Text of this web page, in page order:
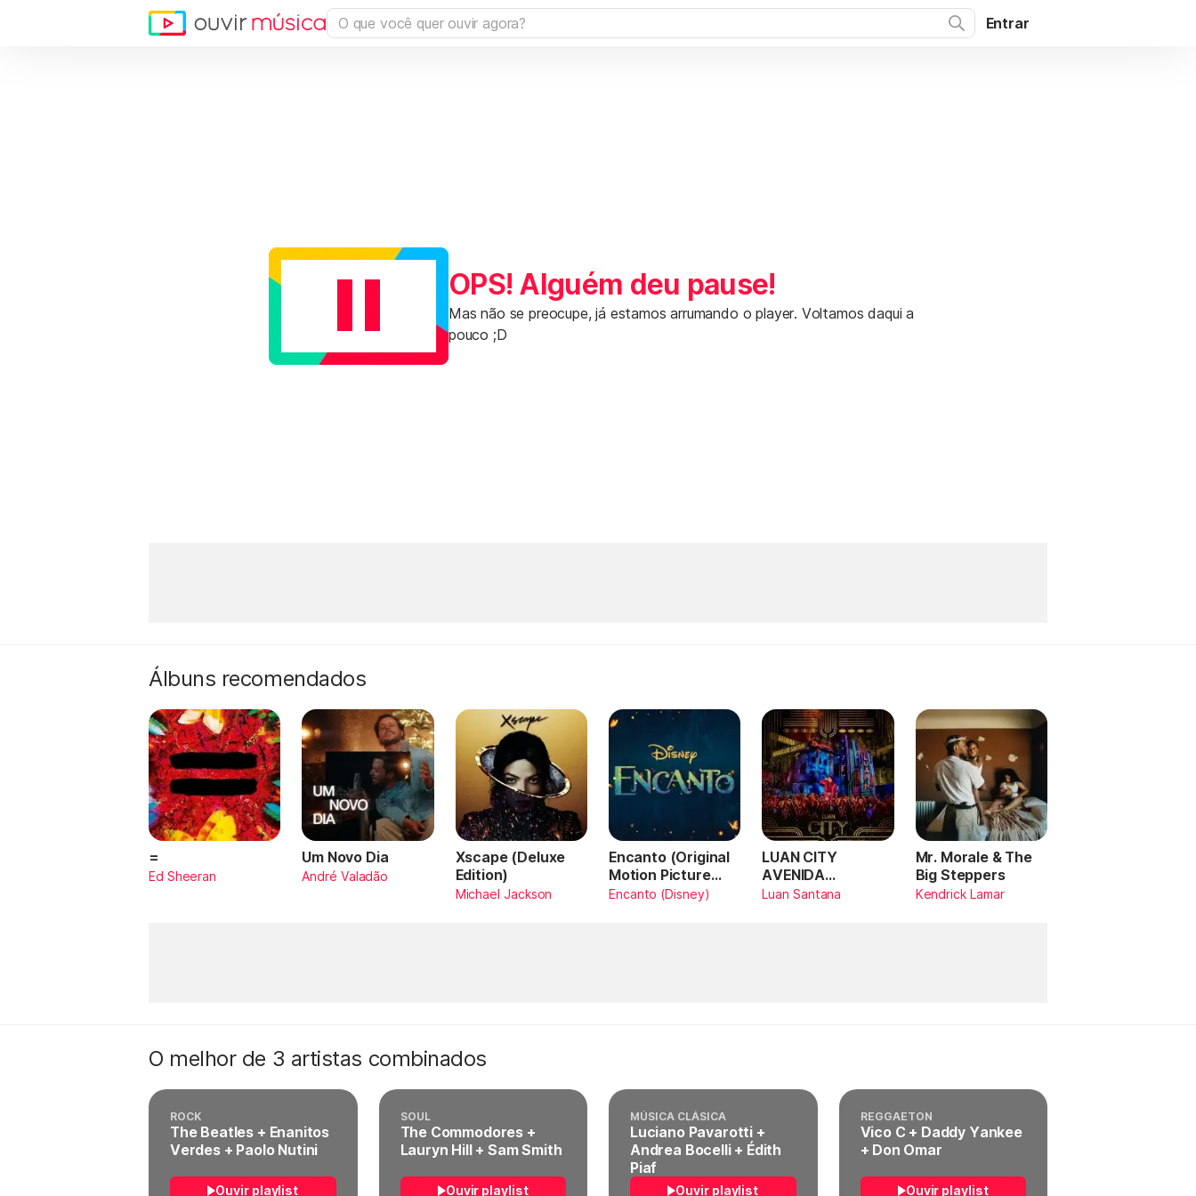
Entrar
OPS! Alguém deu pause!
Mas não se preocupe, já estamos arrumando o player. Voltamos daqui a
pouco ;D
Álbuns recomendados
=
Ed Sheeran
Um Novo Dia
André Valadão
Xscape (Deluxe
Edition)
Michael Jackson
Encanto (Original
Motion Picture
Soundtrack)
Encanto (Disney)
LUAN CITY
AVENIDA
AMARILDO
Luan Santana
Mr. Morale & The
Big Steppers
Kendrick Lamar
O melhor de 3 artistas combinados
ROCK
The Beatles + Enanitos
Verdes + Paolo Nutini
Ouvir playlist
SOUL
The Commodores +
Lauryn Hill + Sam Smith
Ouvir playlist
MÚSICA CLÁSICA
Luciano Pavarotti +
Andrea Bocelli + Édith
Piaf
Ouvir playlist
REGGAETON
Vico C + Daddy Yankee
+ Don Omar
Ouvir playlist